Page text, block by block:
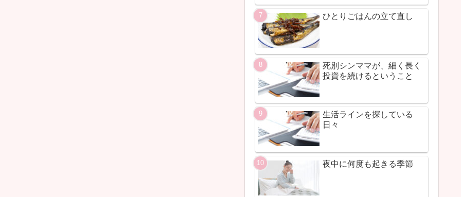
ひとりごはんの立て直し
死別シンママが、細く長く
投資を続けるということ
生活ラインを探している
日々
夜中に何度も起きる季節